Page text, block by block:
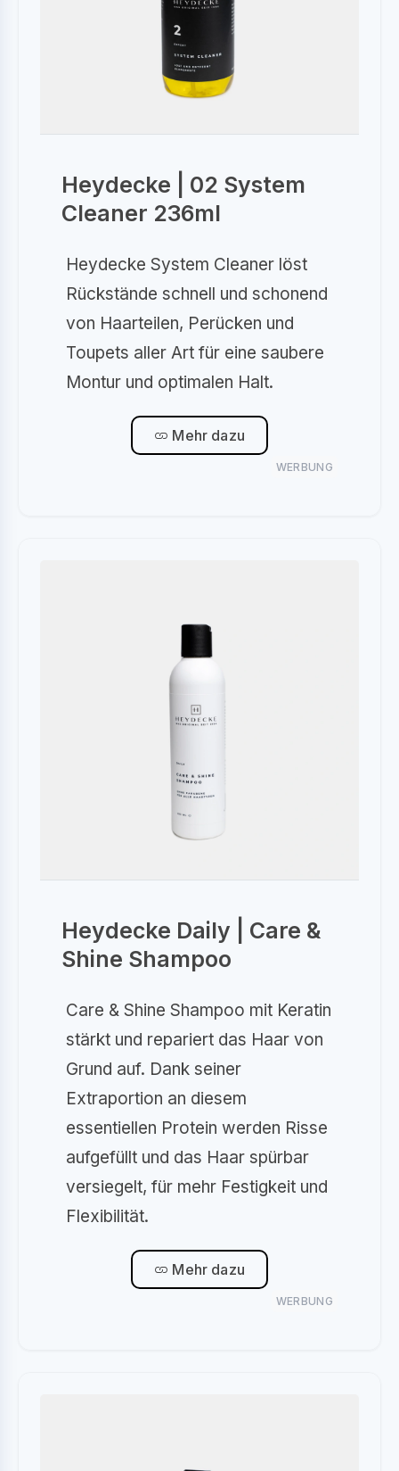
Heydecke | 02 System
Cleaner 236ml
Heydecke System Cleaner löst
Rückstände schnell und schonend
von Haarteilen, Perücken und
Toupets aller Art für eine saubere
Montur und optimalen Halt.
Mehr dazu
WERBUNG
Heydecke Daily | Care &
Shine Shampoo
Care & Shine Shampoo mit Keratin
stärkt und repariert das Haar von
Grund auf. Dank seiner
Extraportion an diesem
essentiellen Protein werden Risse
aufgefüllt und das Haar spürbar
versiegelt, für mehr Festigkeit und
Flexibilität.
Mehr dazu
WERBUNG